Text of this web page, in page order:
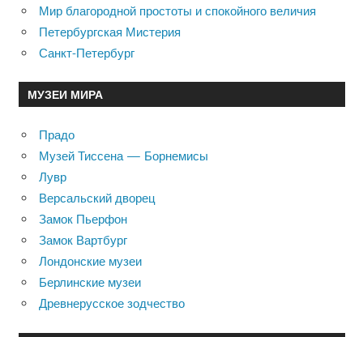
Мир благородной простоты и спокойного величия
Петербургская Мистерия
Санкт-Петербург
МУЗЕИ МИРА
Прадо
Музей Тиссена — Борнемисы
Лувр
Версальский дворец
Замок Пьерфон
Замок Вартбург
Лондонские музеи
Берлинские музеи
Древнерусское зодчество